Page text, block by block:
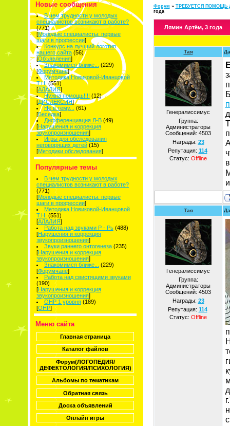
Новые сообщения
В чем трудности у молодых
специалистов возникают в работе?
(771)
[Молодые специалисты: первые
шаги в профессии]
Конкурс на лучший логотип
нашего сайта (56)
[Объявления]
Знакомимся ближе...
(229)
[Форумчане]
Методика Новиковой-Иванцовой
Т.Н. (551)
[АЛАЛИЯ]
Нужна помощь!!!! (12)
[ДИСЛЕКСИЯ]
Не в тему...
(61)
[Беседка]
Дифференциация Л-В (49)
[Нарушения и коррекция
звукопроизношения]
Игры для обследования
неговорящих детей (15)
[Методики обследования]
Популярные темы
В чем трудности у молодых
специалистов возникают в работе?
(771)
[Молодые специалисты: первые
шаги в профессии]
Методика Новиковой-Иванцовой
Т.Н. (551)
[АЛАЛИЯ]
Работа над звуками Р - Рь (488)
[Нарушения и коррекция
звукопроизношения]
Звуки раннего онтогенеза (235)
[Нарушения и коррекция
звукопроизношения]
Знакомимся ближе...
(229)
[Форумчане]
Работа над свистящими звуками
(190)
[Нарушения и коррекция
звукопроизношения]
ОНР 1 уровня (189)
[ОНР]
Меню сайта
Главная страница
Каталог файлов
Форум(ЛОГОПЕДИЯ/
ДЕФЕКТОЛОГИЯ/ПСИХОЛОГИЯ)
Альбомы по тематикам
Обратная связь
Доска объявлений
Онлайн игры
Форум » ТРЕБУЕТСЯ ПОМОЩЬ
года
Лямин Артём, 3 года
Тая
Генералиссимус
Группа:
Администраторы
Сообщений: 4503
Награды: 23
Репутация: 114
Статус: Offline
Тая
Генералиссимус
Группа:
Администраторы
Сообщений: 4503
Награды: 23
Репутация: 114
Статус: Offline